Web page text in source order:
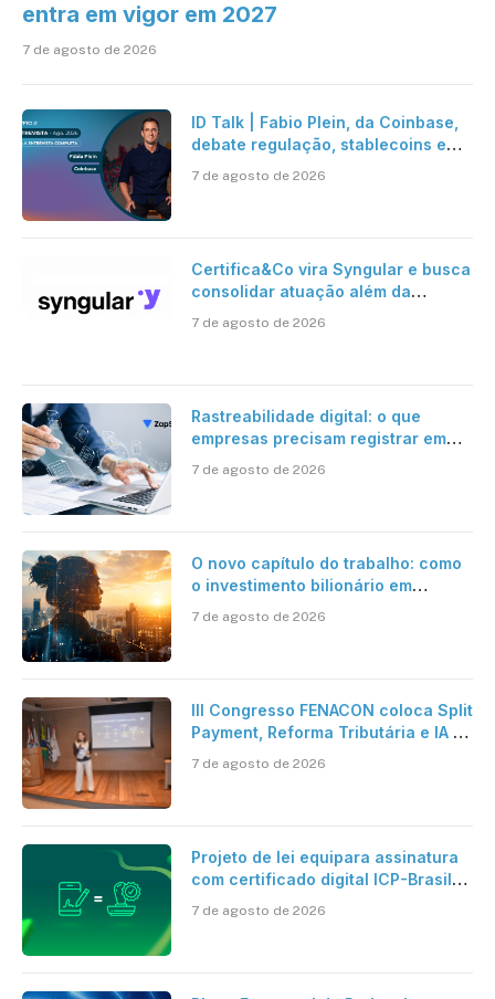
entra em vigor em 2027
7 de agosto de 2026
ID Talk | Fabio Plein, da Coinbase,
debate regulação, stablecoins e
risco onchain
7 de agosto de 2026
Certifica&Co vira Syngular e busca
consolidar atuação além da
certificação digital
7 de agosto de 2026
Rastreabilidade digital: o que
empresas precisam registrar em
jornadas digitais?
7 de agosto de 2026
O novo capítulo do trabalho: como
o investimento bilionário em
verdadeira era da inteligência
7 de agosto de 2026
III Congresso FENACON coloca Split
Payment, Reforma Tributária e IA no
7 de agosto de 2026
Projeto de lei equipara assinatura
com certificado digital ICP-Brasil
cartório
7 de agosto de 2026